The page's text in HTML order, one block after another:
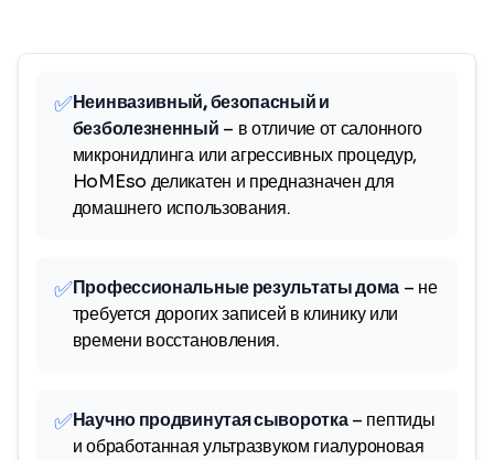
✅Неинвазивный, безопасный и
безболезненный – в отличие от салонного
микронидлинга или агрессивных процедур,
HoMEso деликатен и предназначен для
домашнего использования.
✅Профессиональные результаты дома – не
требуется дорогих записей в клинику или
времени восстановления.
✅Научно продвинутая сыворотка– пептиды
и обработанная ультразвуком гиалуроновая